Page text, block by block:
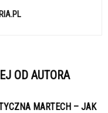
OD AUTORA
MARTECH – JAK